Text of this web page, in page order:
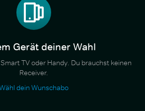
Gerät deiner Wahl
TV oder Handy. Du brauchst keinen
Receiver.
dein Wunschabo